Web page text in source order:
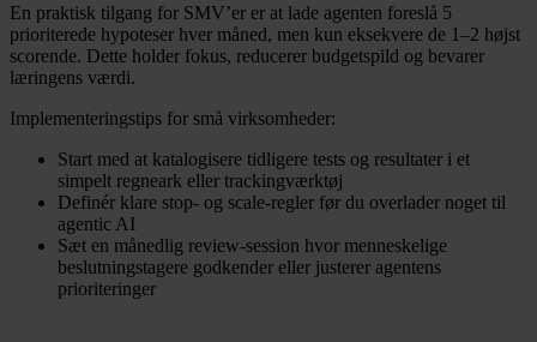
En praktisk tilgang for SMV’er er at lade agenten foreslå 5
prioriterede hypoteser hver måned, men kun eksekvere de 1–2 højst
scorende. Dette holder fokus, reducerer budgetspild og bevarer
læringens værdi.
Implementeringstips for små virksomheder:
Start med at katalogisere tidligere tests og resultater i et
simpelt regneark eller trackingværktøj
Definér klare stop- og scale-regler før du overlader noget til
agentic AI
Sæt en månedlig review-session hvor menneskelige
beslutningstagere godkender eller justerer agentens
prioriteringer